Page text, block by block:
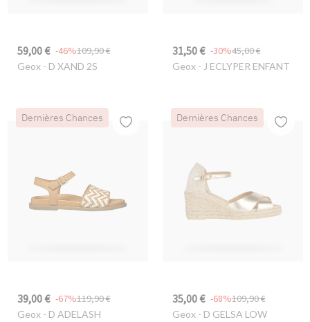
59,00 € 109,90 €
-46%
Geox- D XAND 2S
31,50 € 45,00 €
-30%
Geox- J ECLYPER ENFANT
Dernières Chances
39,00 € 119,90 €
-67%
Geox- D ADELASH
Dernières Chances
35,00 € 109,90 €
-68%
Geox- D GELSA LOW